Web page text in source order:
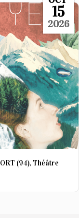
15
2026
(94), Théâtre